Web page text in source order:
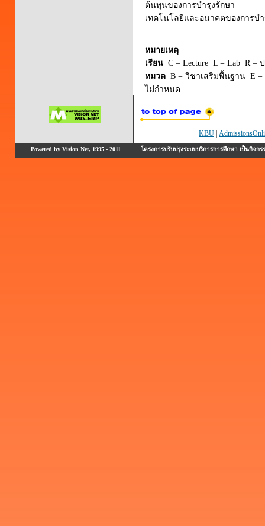
ต้นทุนของการบำรุงรักษา
เทคโนโลยีและอนาคตของการบ
หมายเหตุ
เรียน C = Lecture L = Lab R =
หมวด B = วิชาเสริมพื้นฐาน E
ไม่กำหนด
KBU
Powered by Vision Net, 1995 - 2011 โครงการปรับปรุงระบบบริการการศึกษา เป็นกิ